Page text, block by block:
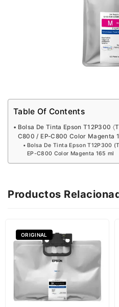
Table Of Contents
Bolsa De Tinta Epson T12P300
C800 / EP-C800 Color Magenta
Bolsa De Tinta Epson T12P300
EP-C800 Color Magenta 165 ml
Productos
ORIGINAL